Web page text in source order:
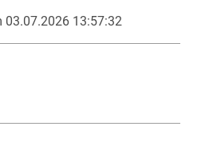
03.07.2026 13:57:32